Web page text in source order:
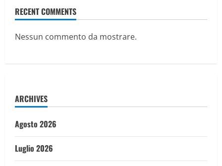
RECENT COMMENTS
Nessun commento da mostrare.
ARCHIVES
Agosto 2026
Luglio 2026